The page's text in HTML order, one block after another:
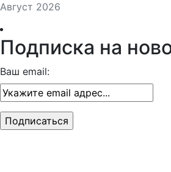
Август 2026
Подписка на
Ваш email: